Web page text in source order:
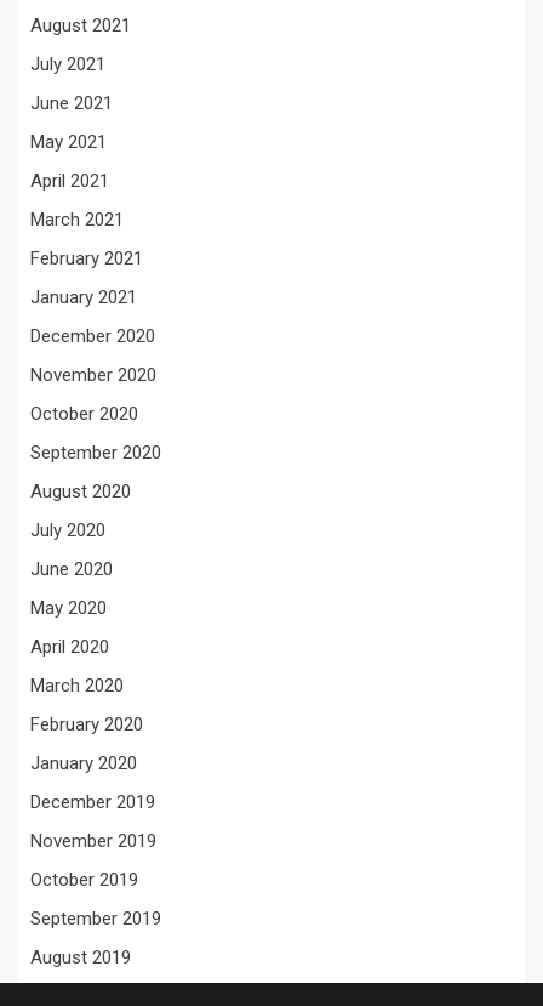
August 2021
July 2021
June 2021
May 2021
April 2021
March 2021
February 2021
January 2021
December 2020
November 2020
October 2020
September 2020
August 2020
July 2020
June 2020
May 2020
April 2020
March 2020
February 2020
January 2020
December 2019
November 2019
October 2019
September 2019
August 2019